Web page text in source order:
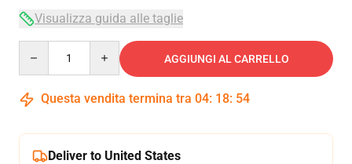
Visualizza guida alle taglie
AGGIUNGI AL CARRELLO
Questa vendita termina tra 04: 18: 54
Deliver to United States